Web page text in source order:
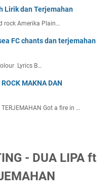
Lirik dan Terjemahan
rock Amerika Plain…
FC chants dan terjemahan
Lyrics B…
MAKNA DAN
TERJEMAHAN Got a fire in …
- DUA LIPA ft